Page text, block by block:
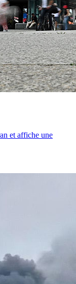
et affiche une